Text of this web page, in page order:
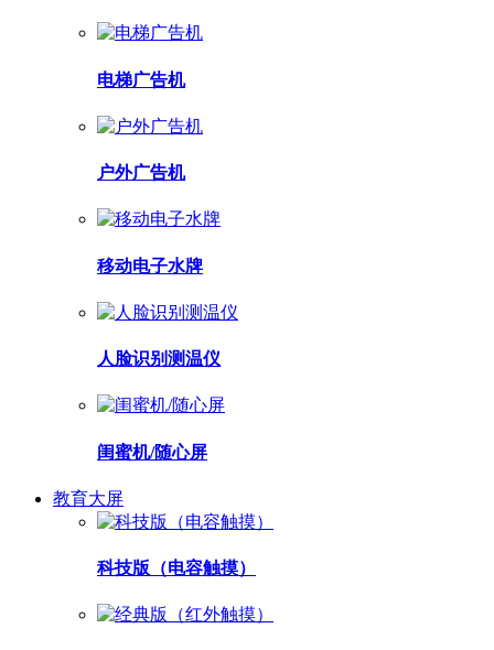
电梯广告机
户外广告机
移动电子水牌
人脸识别测温仪
闺蜜机/随心屏
教育大屏
科技版（电容触摸）